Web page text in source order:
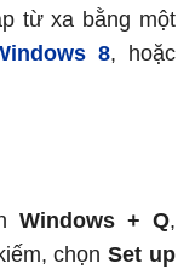
từ xa bằng một
8, hoặc
Windows + Q,
chọnSet up